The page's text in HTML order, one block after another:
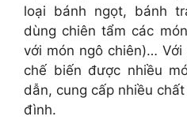
loại bánh ngọt, bánh
dùng chiên tẩm các
với món ngô chiên)…
chế biến được nhiều
dẫn, cung cấp nhiều
đình.